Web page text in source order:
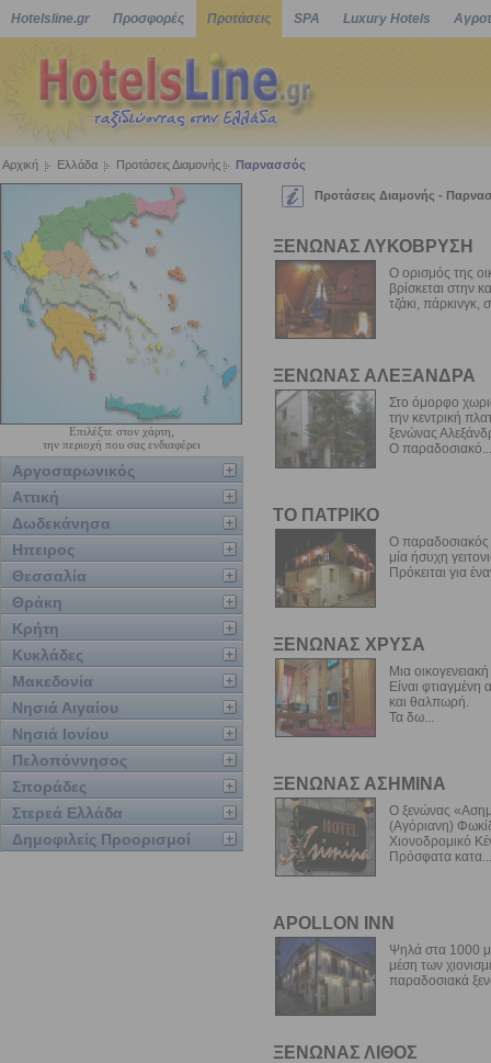
Hotelsline.gr Προσφορές Προτάσεις SPA Luxury Hotels
Αρχική Ελλάδα Προτάσεις Διαμονής Παρνασσός
Επιλέξτε στον χάρτη,
την περιοχή που σας ενδιαφέρει
Αργοσαρωνικός
Αττική
Δωδεκάνησα
Ηπειρος
Θεσσαλία
Θράκη
Κρήτη
Κυκλάδες
Μακεδονία
Νησιά Αιγαίου
Νησιά Ιονίου
Πελοπόννησος
Σποράδες
Στερεά Ελλάδα
Δημοφιλείς Προορισμοί
Προτάσεις Διαμονής -
ΞΕΝΩΝΑΣ ΛΥΚΟΒΡΥΣΗ
Ο ορισμός της
βρίσκεται στην
τζάκι, πάρκινγκ,
ΞΕΝΩΝΑΣ ΑΛΕΞΑΝΔΡΑ
Στο όμορφο
την κεντρική
ξενώνας
Ο παραδοσιακό...
ΤΟ ΠΑΤΡΙΚΟ
Ο παραδοσιακός
μία ήσυχη
Πρόκειται για
ΞΕΝΩΝΑΣ ΧΡΥΣΑ
Μια
Είναι φτιαγμένη
και θαλπωρή.
Τα δω...
ΞΕΝΩΝΑΣ ΑΣΗΜΙΝΑ
Ο ξενώνας
(Αγόριανη)
Χιονοδρομικό
Πρόσφατα κατα...
APOLLON INN
Ψηλά στα 1000
μέση των
παραδοσιακά
ΞΕΝΩΝΑΣ ΛΙΘΟΣ